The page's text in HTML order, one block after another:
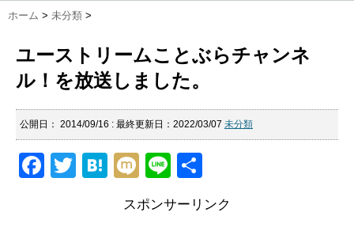
ホーム > 未分類 >
ユーストリームことぶらチャンネ
ル！を放送しました。
公開日： 2014/09/16 : 最終更新日：2022/03/07 未分類
F
T
H
M
ixi
Li
e
スポンサーリンク